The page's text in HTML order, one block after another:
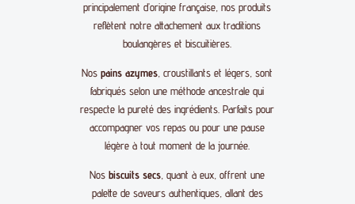
principalement d’origine française, nos produits
reflètent notre attachement aux traditions
boulangères et biscuitières.
Nospains azymes , croustillants et légers, sont
fabriqués selon une méthode ancestrale qui
respecte la pureté des ingrédients. Parfaits pour
accompagner vos repas ou pour une pause
légère à tout moment de la journée.
Nosbiscuits secs , quant à eux, offrent une
palette de saveurs authentiques, allant des